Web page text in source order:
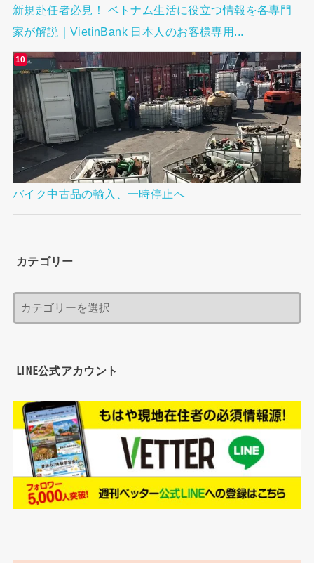
新規赴任者必見！ ベトナム生活に役立つ情報を各専門
家が解説｜VietinBank 日本人のお客様専用...
バイク中古品の輸入、一時停止へ
カテゴリー
LINE公式アカウント